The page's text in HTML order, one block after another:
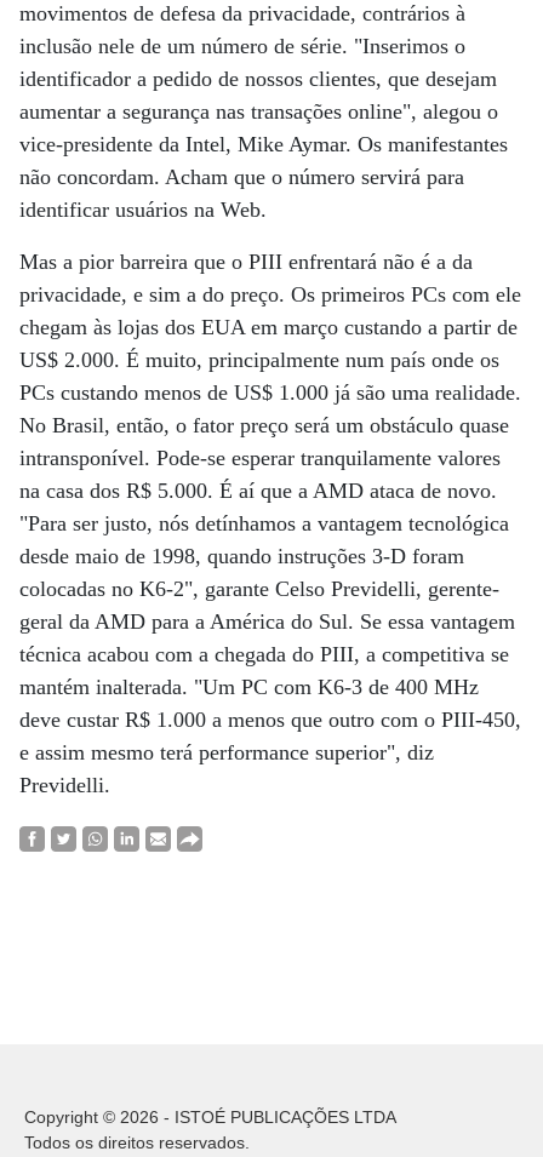
movimentos de defesa da privacidade, contrários à
inclusão nele de um número de série. "Inserimos o
identificador a pedido de nossos clientes, que desejam
aumentar a segurança nas transações online", alegou o
vice-presidente da Intel, Mike Aymar. Os manifestantes
não concordam. Acham que o número servirá para
identificar usuários na Web.
Mas a pior barreira que o PIII enfrentará não é a da
privacidade, e sim a do preço. Os primeiros PCs com ele
chegam às lojas dos EUA em março custando a partir de
US$ 2.000. É muito, principalmente num país onde os
PCs custando menos de US$ 1.000 já são uma realidade.
No Brasil, então, o fator preço será um obstáculo quase
intransponível. Pode-se esperar tranquilamente valores
na casa dos R$ 5.000. É aí que a AMD ataca de novo.
"Para ser justo, nós detínhamos a vantagem tecnológica
desde maio de 1998, quando instruções 3-D foram
colocadas no K6-2", garante Celso Previdelli, gerente-
geral da AMD para a América do Sul. Se essa vantagem
técnica acabou com a chegada do PIII, a competitiva se
mantém inalterada. "Um PC com K6-3 de 400 MHz
deve custar R$ 1.000 a menos que outro com o PIII-450,
e assim mesmo terá performance superior", diz
Previdelli.
Copyright © 2026 - ISTOÉ PUBLICAÇÕES LTDA
Todos os direitos reservados.